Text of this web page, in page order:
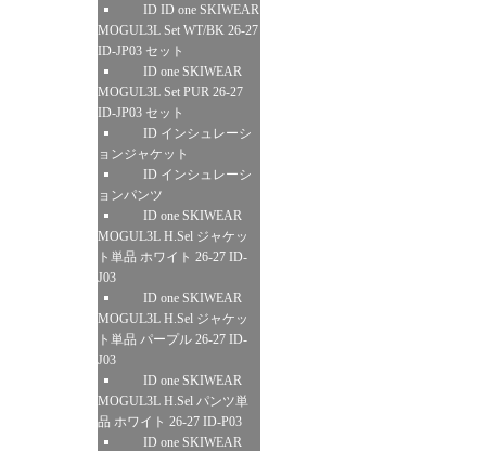
ID ID one SKIWEAR
MOGUL3L Set WT/BK 26-27
ID-JP03 セット
ID one SKIWEAR
MOGUL3L Set PUR 26-27
ID-JP03 セット
ID インシュレーシ
ョンジャケット
ID インシュレーシ
ョンパンツ
ID one SKIWEAR
MOGUL3L H.Sel ジャケッ
ト単品 ホワイト 26-27 ID-
J03
ID one SKIWEAR
MOGUL3L H.Sel ジャケッ
ト単品 パープル 26-27 ID-
J03
ID one SKIWEAR
MOGUL3L H.Sel パンツ単
品 ホワイト 26-27 ID-P03
ID one SKIWEAR